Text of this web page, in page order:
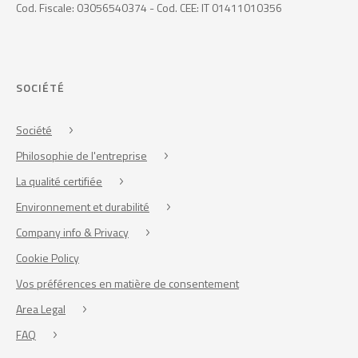
Cod. Fiscale: 03056540374 - Cod. CEE: IT 01411010356
SOCIÉTÉ
Société
Philosophie de l'entreprise
La qualité certifiée
Environnement et durabilité
Company info & Privacy
Cookie Policy
Vos préférences en matière de consentement
Area Legal
FAQ